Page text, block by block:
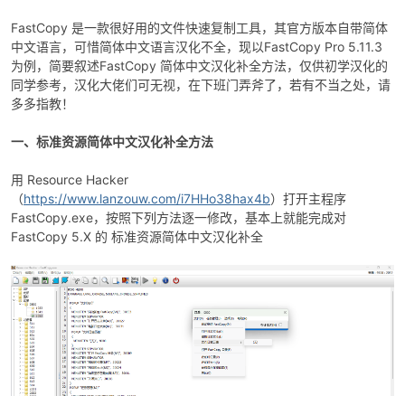
爱
破
FastCopy 是一款很好用的文件快速复制工具，其官方版本自带简体
中文语言，可惜简体中文语言汉化不全，现以FastCopy Pro 5.11.3
为例，简要叙述FastCopy 简体中文汉化补全方法，仅供初学汉化的
同学参考，汉化大佬们可无视，在下班门弄斧了，若有不当之处，请
多多指教！
一、标准资源简体中文汉化补全方法
用 Resource Hacker
（https://www.lanzouw.com/i7HHo38hax4b）打开主程序
FastCopy.exe，按照下列方法逐一修改，基本上就能完成对
FastCopy 5.X 的 标准资源简体中文汉化补全